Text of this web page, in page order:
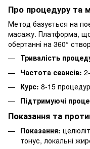
Про процедуру та
Метод базується на
масажу. Платформа,
обертанні на 360°
Тривалість
Частота сеансів:
Курс: 8-15
Підтримуючі
Показання та
Показання:
тонус, локальні